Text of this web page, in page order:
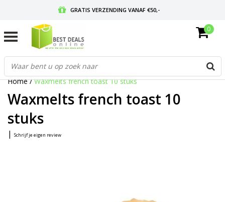
GRATIS VERZENDING VANAF €50,-
GRATIS RETOURNEREN EN 30 DAGEN BEDENKTIJD
0
Home/Waxmelts french toast 10 stuks
Waxmelts french toast 10
stuks
| Schrijf je eigen review